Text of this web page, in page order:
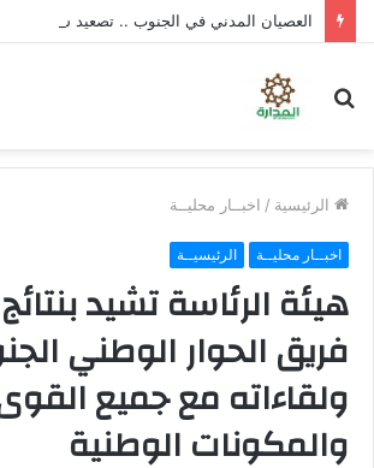
الرئيسية / اخبــار محليــة
اخبــار محليــة الرئيسيــة
هيئة الرئاسة تشيد
فريق الحوار الوطني
ولقاءاته مع جميع
والمكونات الوطنية